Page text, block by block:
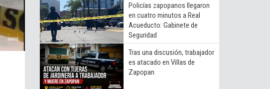
Policías zapopanos llegaron
en cuatro minutos a Real
Acueducto: Gabinete de
Seguridad
Tras una discusión, trabajador
es atacado en Villas de
Zapopan